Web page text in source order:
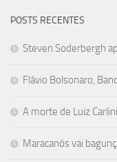
POSTS RECENTES
Steven Soderbergh
Flávio Bolsonaro,
A morte de Luiz
Maracanós vai